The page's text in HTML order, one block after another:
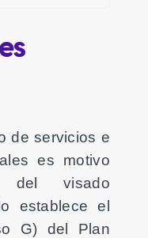
de servicios e
es motivo
del visado
establece el
G) del Plan